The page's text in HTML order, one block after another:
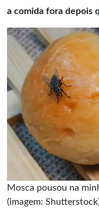
a comida fora depois
Mosca pousou na
(imagem: